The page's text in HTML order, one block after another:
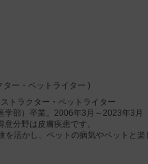
ー・ペットライター )
トラクター・ペットライター
学部）卒業。2006年3月～2023年3
分野は皮膚疾患です。
活かし、ペットの病気やペットと